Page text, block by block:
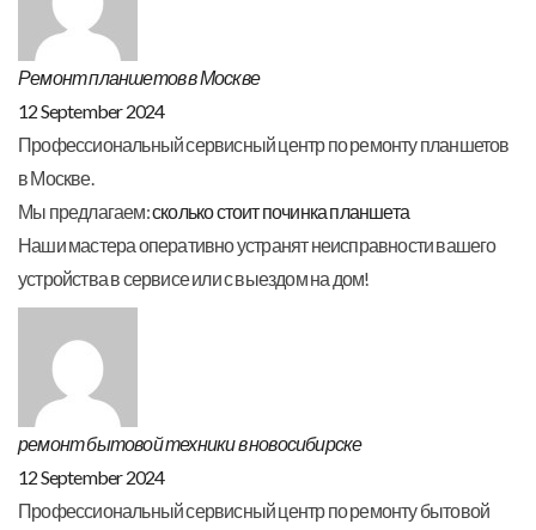
Ремонт планшетов в Москве
12 September 2024
Профессиональный сервисный центр по ремонту планшетов
в Москве.
Мы предлагаем:сколько стоит починка планшета
Наши мастера оперативно устранят неисправности вашего
устройства в сервисе или с выездом на дом!
ремонт бытовой техники в новосибирске
12 September 2024
Профессиональный сервисный центр по ремонту бытовой